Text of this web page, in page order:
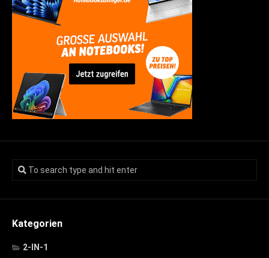
Kategorien
2-IN-1